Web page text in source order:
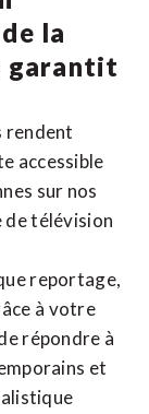
la
garantit
rendent
accessible
sur nos
de télévision
reportage,
à votre
répondre à
et